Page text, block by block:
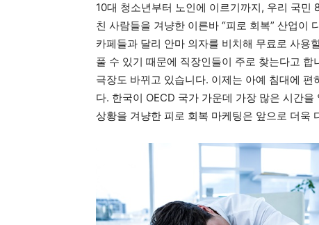
10대 청소년부터 노인에 이르기까지, 우리 국민
친 사람들을 겨냥한 이른바 “피로 회복” 산업이
카페들과 달리 안마 의자를 비치해 무료로 사용
풀 수 있기 때문에 직장인들이 주로 찾는다고
극장도 바뀌고 있습니다. 이제는 아예 침대에
다. 한국이 OECD 국가 가운데 가장 많은 시간
상황을 겨냥한 피로 회복 마케팅은 앞으로 더욱